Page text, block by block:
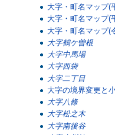
大字・町名マップ(
大字・町名マップ(
大字・町名マップ(
大字鶴ケ曽根
大字中馬場
大字西袋
大字二丁目
大字の境界変更と
大字八條
大字松之木
大字南後谷